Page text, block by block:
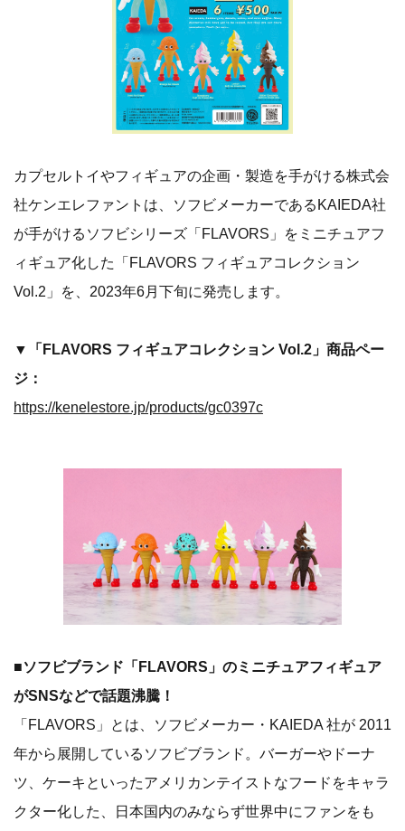
カプセルトイやフィギュアの企画・製造を手がける株式会
社ケンエレファントは、ソフビメーカーであるKAIEDA社
が手がけるソフビシリーズ「FLAVORS」をミニチュアフ
ィギュア化した「FLAVORS フィギュアコレクション
Vol.2」を、2023年6月下旬に発売します。
▼「FLAVORS フィギュアコレクション Vol.2」商品ペー
ジ：
https://kenelestore.jp/products/gc0397c
■ソフビブランド「FLAVORS」のミニチュアフィギュア
がSNSなどで話題沸騰！
「FLAVORS」とは、ソフビメーカー・KAIEDA 社が 2011
年から展開しているソフビブランド。バーガーやドーナ
ツ、ケーキといったアメリカンテイストなフードをキャラ
クター化した、日本国内のみならず世界中にファンをも